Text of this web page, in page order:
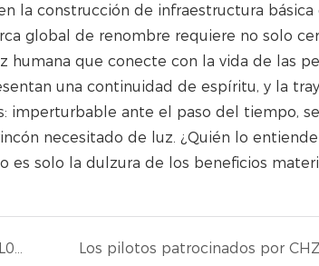
la construcción de infraestructura básica
global de renombre requiere no solo
que conecte con la vida de las
una continuidad de espíritu, y la
imperturbable ante el paso del tiempo,
necesitado de luz. ¿Quién lo
solo la dulzura de los beneficios